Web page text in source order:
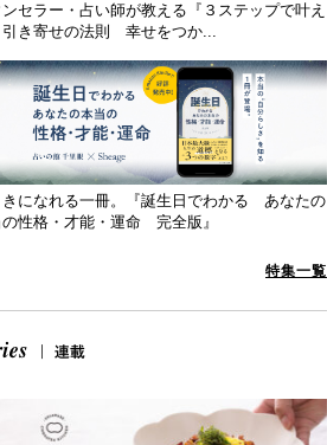
セラー・占い師が教える『３ステップで叶え
き寄せの法則 幸せをつか...
きになれる一冊。『誕生日でわかる あなたの
性格・才能・運命 完全版』
特集一覧